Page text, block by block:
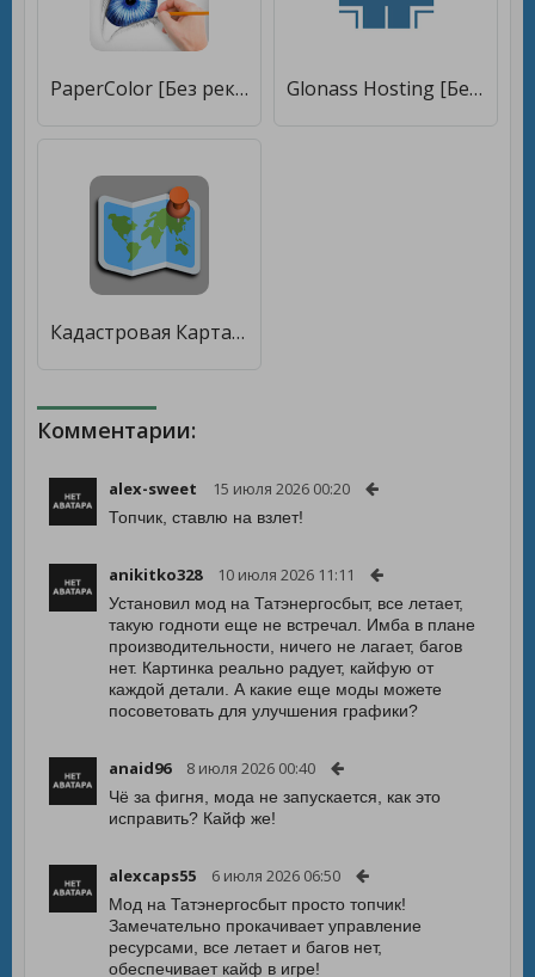
PaperColor [Без рекламы] Glonass Hosting [Без рекламы]
Кадастровая Карта РФ [Без рекламы]
Комментарии:
alex-sweet 15 июля 2026 00:20
Топчик, ставлю на взлет!
anikitko328 10 июля 2026 11:11
Установил мод на Татэнергосбыт, все летает,
такую годноти еще не встречал. Имба в плане
производительности, ничего не лагает, багов
нет. Картинка реально радует, кайфую от
каждой детали. А какие еще моды можете
посоветовать для улучшения графики?
anaid96 8 июля 2026 00:40
Чё за фигня, мода не запускается, как это
исправить? Кайф же!
alexcaps55 6 июля 2026 06:50
Мод на Татэнергосбыт просто топчик!
Замечательно прокачивает управление
ресурсами, все летает и багов нет,
обеспечивает кайф в игре!